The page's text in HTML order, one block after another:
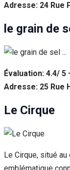
Adresse: 24 Rue
le grain de
Évaluation: 4.4/ 5
Adresse: 25 Rue
Le Cirque
Le Cirque, situé